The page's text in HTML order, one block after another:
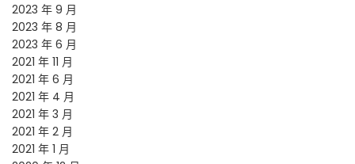
2023 年 9 月
2023 年 8 月
2023 年 6 月
2021 年 11 月
2021 年 6 月
2021 年 4 月
2021 年 3 月
2021 年 2 月
2021 年 1 月